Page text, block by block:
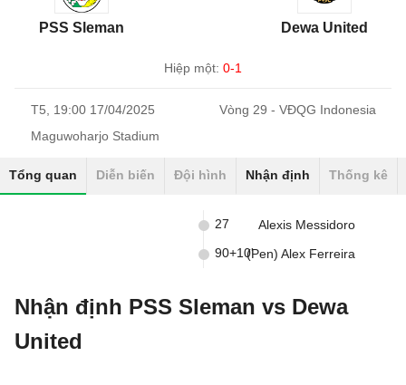
PSS Sleman Dewa United
Hiệp một: 0-1
T5, 19:00 17/04/2025
Vòng 29 - VĐQG Indonesia
Maguwoharjo Stadium
Tổng quan Diễn biến Đội hình Nhận định Thống kê
Alexis Messidoro
27
(Pen) Alex Ferreira
90+10'
Nhận định PSS Sleman vs Dewa
United